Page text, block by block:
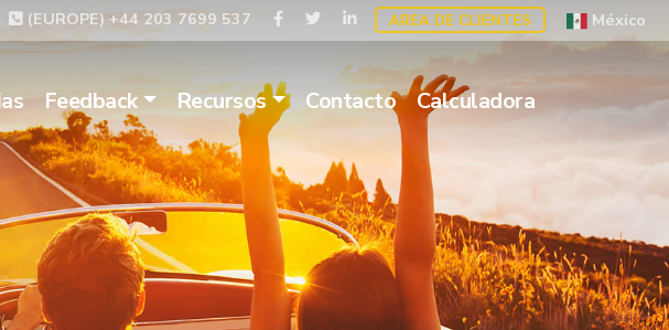
(EUROPE) +44 203 7699 537 AREA DE CLIENTES México
Feedback Recursos Contacto Calculadora